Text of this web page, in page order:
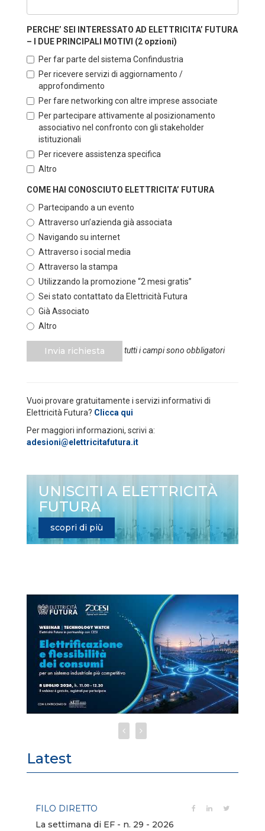
PERCHE’ SEI INTERESSATO AD ELETTRICITA’ FUTURA
– I DUE PRINCIPALI MOTIVI (2 opzioni)
Per far parte del sistema Confindustria
Per ricevere servizi di aggiornamento /
approfondimento
Per fare networking con altre imprese associate
Per partecipare attivamente al posizionamento
associativo nel confronto con gli stakeholder
istituzionali
Per ricevere assistenza specifica
Altro
COME HAI CONOSCIUTO ELETTRICITA’ FUTURA
Partecipando a un evento
Attraverso un’azienda già associata
Navigando su internet
Attraverso i social media
Attraverso la stampa
Utilizzando la promozione “2 mesi gratis”
Sei stato contattato da Elettricità Futura
Già Associato
Altro
Invia richiesta tutti i campi sono obbligatori
Vuoi provare gratuitamente i servizi informativi di
Elettricità Futura? Clicca qui
Per maggiori informazioni, scrivi a:
adesioni@elettricitafutura.it
UNISCITI A ELETTRICITÀ
FUTURA
scopri di più
Latest
FILO DIRETTO
La settimana di EF - n. 29 - 2026